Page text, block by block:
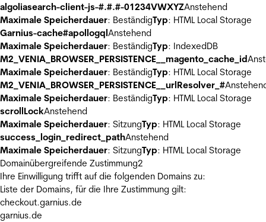
algoliasearch-client-js-#.#.#-01234VWXYZAnstehend
Maximale Speicherdauer: BeständigTyp: HTML Local Storage
Garnius-cache#apollogqlAnstehend
Maximale Speicherdauer: BeständigTyp: IndexedDB
M2_VENIA_BROWSER_PERSISTENCE__magento_cache_id
Maximale Speicherdauer: BeständigTyp: HTML Local Storage
M2_VENIA_BROWSER_PERSISTENCE__urlResolver_#
Maximale Speicherdauer: BeständigTyp: HTML Local Storage
scrollLockAnstehend
Maximale Speicherdauer: SitzungTyp: HTML Local Storage
success_login_redirect_pathAnstehend
Maximale Speicherdauer: SitzungTyp: HTML Local Storage
Domainübergreifende Zustimmung2
Ihre Einwilligung trifft auf die folgenden Domains zu:
Liste der Domains, für die Ihre Zustimmung gilt:
checkout.garnius.de
garnius.de